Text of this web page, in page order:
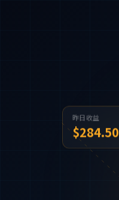
昨日收益
$284.50